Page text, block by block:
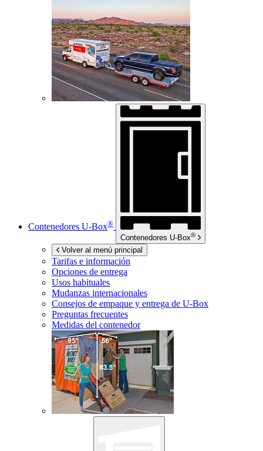
Contenedores U-Box®
Contenedores U-Box®
Volver al menú principal
Tarifas e información
Opciones de entrega
Usos habituales
Mudanzas internacionales
Consejos de empaque y entrega de U-Box
Preguntas frecuentes
Medidas del contenedor